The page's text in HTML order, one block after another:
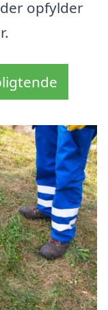
opfylder